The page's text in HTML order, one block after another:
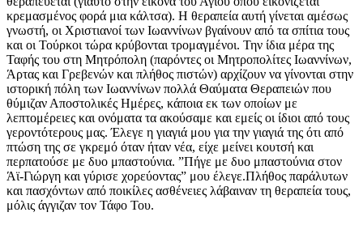
κρεμασμένος φορά μια κάλτσα). Η θεραπεία αυτή γίνεται αμέσως
γνωστή, οι Χριστιανοί των Ιωαννίνων βγαίνουν από τα σπίτια τους
και οι Τούρκοι τώρα κρύβονται τρομαγμένοι. Την ίδια μέρα της
Ταφής του στη Μητρόπολη (παρόντες οι Μητροπολίτες Ιωαννίνων,
Άρτας και Γρεβενών και πλήθος πιστών) αρχίζουν να γίνονται στην
ιστορική πόλη των Ιωαννίνων πολλά Θαύματα Θεραπειών που
θύμιζαν Αποστολικές Ημέρες, κάποια εκ των οποίων με
λεπτομέρειες και ονόματα τα ακούσαμε και εμείς οι ίδιοι από τους
γεροντότερους μας. Έλεγε η γιαγιά μου για την γιαγιά της ότι από
πτώση της σε γκρεμό όταν ήταν νέα, είχε μείνει κουτσή και
περπατούσε με δυο μπαστούνια. ”Πήγε με δυο μπαστούνια στον
Άϊ-Γιώργη και γύρισε χορεύοντας” μου έλεγε.Πλήθος παράλυτων
και πασχόντων από ποικίλες ασθένειες λάβαιναν τη θεραπεία τους,
μόλις άγγιζαν τον Τάφο Του.